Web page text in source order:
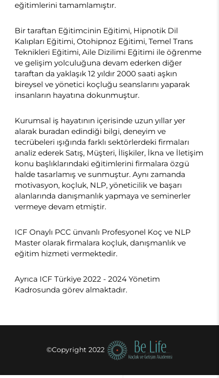
eğitimlerini tamamlamıştır.
Bir taraftan Eğitimcinin Eğitimi, Hipnotik Dil
Kalıpları Eğitimi, Otohipnoz Eğitimi, Temel Trans
Teknikleri Eğitimi, Aile Dizilimi Eğitimi ile öğrenme
ve gelişim yolculuğuna devam ederken diğer
taraftan da yaklaşık 12 yıldır 2000 saati aşkın
bireysel ve yönetici koçluğu seanslarını yaparak
insanların hayatına dokunmuştur.
Kurumsal iş hayatının içerisinde uzun yıllar yer
alarak buradan edindiği bilgi, deneyim ve
tecrübeleri ışığında farklı sektörlerdeki firmaları
analiz ederek Satış, Müşteri, İlişkiler, İkna ve İletişim
konu başlıklarındaki eğitimlerini firmalara özgü
halde tasarlamış ve sunmuştur. Aynı zamanda
motivasyon, koçluk, NLP, yöneticilik ve başarı
alanlarında danışmanlık yapmaya ve seminerler
vermeye devam etmiştir.
ICF Onaylı PCC ünvanlı Profesyonel Koç ve NLP
Master olarak firmalara koçluk, danışmanlık ve
eğitim hizmeti vermektedir.
Ayrıca ICF Türkiye 2022 - 2024 Yönetim
Kadrosunda görev almaktadır.
©Copyright 2022